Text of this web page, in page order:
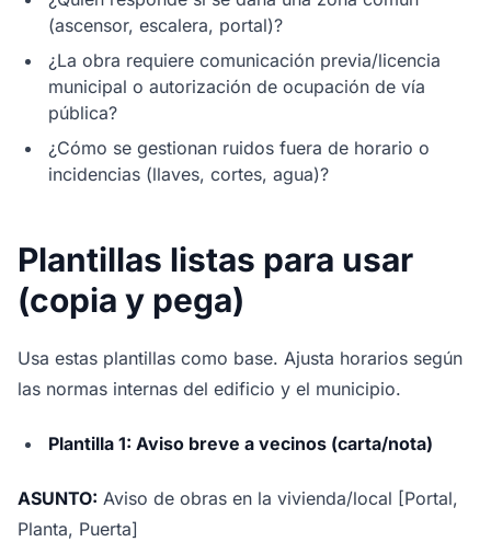
(ascensor, escalera, portal)?
¿La obra requiere comunicación previa/licencia
municipal o autorización de ocupación de vía
pública?
¿Cómo se gestionan ruidos fuera de horario o
incidencias (llaves, cortes, agua)?
Plantillas listas para usar
(copia y pega)
Usa estas plantillas como base. Ajusta horarios según
las normas internas del edificio y el municipio.
Plantilla 1: Aviso breve a vecinos (carta/nota)
ASUNTO: Aviso de obras en la vivienda/local [Portal,
Planta, Puerta]